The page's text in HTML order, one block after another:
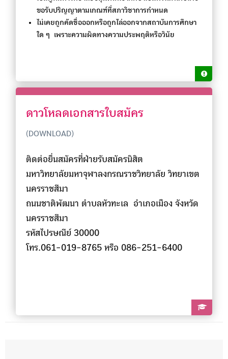
ขอรับปริญญาตามเกณฑ์ที่สภาวิชาการกำหนด
ไม่เคยถูกคัดชื่อออกหรือถูกไล่ออกจากสถาบันการศึกษา
ใด ๆ เพราะความผิดทางความประพฤติหรือวินัย
ดาวโหลดเอกสารใบสมัคร
(DOWNLOAD)
ติดต่อยื่นสมัครที่ฝ่ายรับสมัครนิสิต
มหาวิทยาลัยมหาจุฬาลงกรณราชวิทยาลัย วิทยาเขต
นครราชสีมา
ถนนชาติพัฒนา ตำบลหัวทะเล อำเภอเมือง จังหวัด
นครราชสีมา
รหัสไปรษณีย์ 30000
โทร.061-019-8765 หรือ 086-251-6400